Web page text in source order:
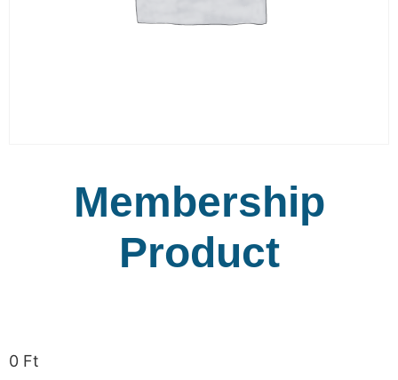
Membership
Product
0 Ft